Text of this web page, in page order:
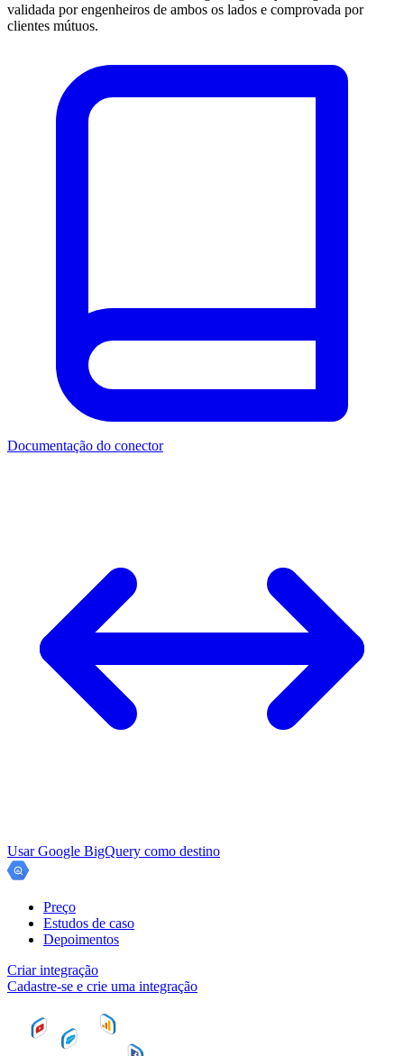
validada por engenheiros de ambos os lados e comprovada por
clientes mútuos.
Documentação do conector
Usar Google BigQuery como destino
Preço
Estudos de caso
Depoimentos
Criar integração
Cadastre-se e crie uma integração